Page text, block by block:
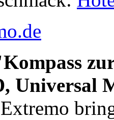
Universal